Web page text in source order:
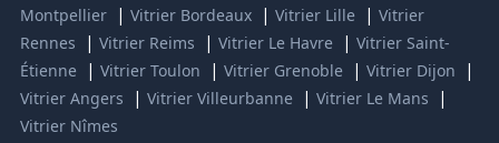
Montpellier | Vitrier Bordeaux | Vitrier Lille | Vitrier
Rennes
| Vitrier Reims | Vitrier Le Havre | Vitrier Saint-
Étienne
| Vitrier Toulon | Vitrier Grenoble | Vitrier Dijon |
Vitrier Angers | Vitrier Villeurbanne | Vitrier Le Mans |
Vitrier Nîmes